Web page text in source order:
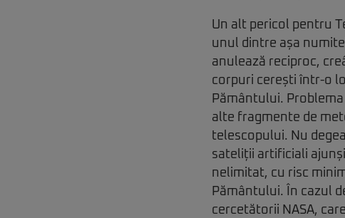
Un alt pericol pentru
unul dintre așa
anulează reciproc,
corpuri cerești într-o
Pământului.
alte fragmente de
telescopului. Nu
sateliții artificiali
nelimitat, cu risc
Pământului. În cazul
cercetătorii NASA,